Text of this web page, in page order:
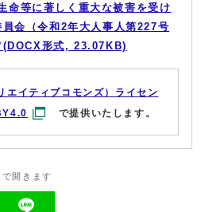
命等に著しく重大な被害を受け
会（令和2年大人事人第227号
(DOCX形式, 23.07KB)
エイティブコモンズ）ライセン
で提供いたします。
開きます